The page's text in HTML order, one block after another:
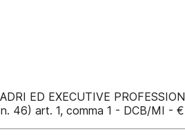
ED EXECUTIVE
art. 1, comma 1 - DCB/MI -